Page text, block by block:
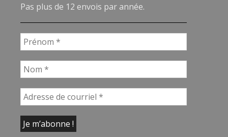
Pas plus de 12 envois par année.